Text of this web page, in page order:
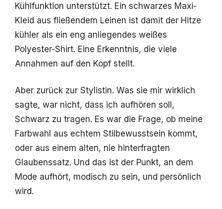
Kühlfunktion unterstützt. Ein schwarzes Maxi-
Kleid aus fließendem Leinen ist damit der Hitze
kühler als ein eng anliegendes weißes
Polyester-Shirt. Eine Erkenntnis, die viele
Annahmen auf den Kopf stellt.
Aber zurück zur Stylistin. Was sie mir wirklich
sagte, war nicht, dass ich aufhören soll,
Schwarz zu tragen. Es war die Frage, ob meine
Farbwahl aus echtem Stilbewusstsein kommt,
oder aus einem alten, nie hinterfragten
Glaubenssatz. Und das ist der Punkt, an dem
Mode aufhört, modisch zu sein, und persönlich
wird.